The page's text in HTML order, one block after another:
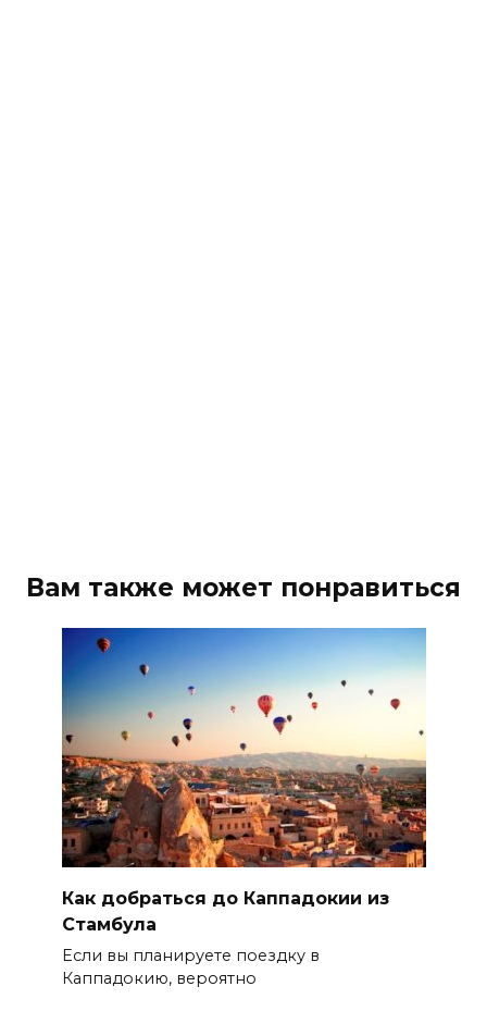
Вам также может понравиться
Как добраться до Каппадокии из
Стамбула
Если вы планируете поездку в
Каппадокию, вероятно